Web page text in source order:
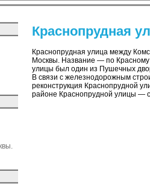
Краснопрудная
Краснопрудная улица между
Москвы. Название — по Красному
улицы был один из Пушечных
В связи с железнодорожным
реконструкция Краснопрудной
районе Краснопрудной улицы —